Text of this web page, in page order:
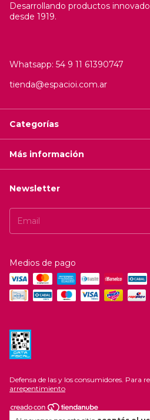
Desarrollando productos
desde 1919.
Whatsapp: 54 9 11 61390747
tienda@espacioi.com.ar
Categorías
Más información
Newsletter
Medios de pago
Defensa de las y los consumidores. Para
arrepentimiento